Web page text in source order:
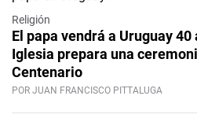
Religión
El papa vendrá a Uruguay 40
Iglesia prepara una
Centenario
POR JUAN FRANCISCO PITTALUGA